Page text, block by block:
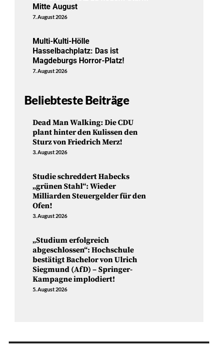
Mitte August
7. August 2026
Multi-Kulti-Hölle
Hasselbachplatz: Das ist
Magdeburgs Horror-Platz!
7. August 2026
Beliebteste Beiträge
Dead Man Walking: Die CDU
plant hinter den Kulissen den
Sturz von Friedrich Merz!
3. August 2026
Studie schreddert Habecks
„grünen Stahl“: Wieder
Milliarden Steuergelder für den
Ofen!
3. August 2026
„Studium erfolgreich
abgeschlossen“: Hochschule
bestätigt Bachelor von Ulrich
Siegmund (AfD) – Springer-
Kampagne implodiert!
5. August 2026